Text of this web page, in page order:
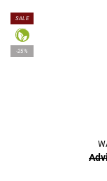
SALE
-25%